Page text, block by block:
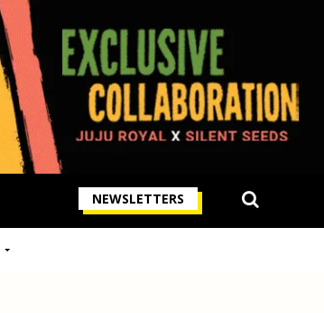
NEWSLETTERS